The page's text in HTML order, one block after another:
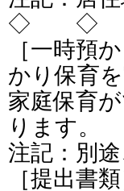
◇ ◇
［一時預
かり保育
家庭保育
ります。
注記：別
［提出書